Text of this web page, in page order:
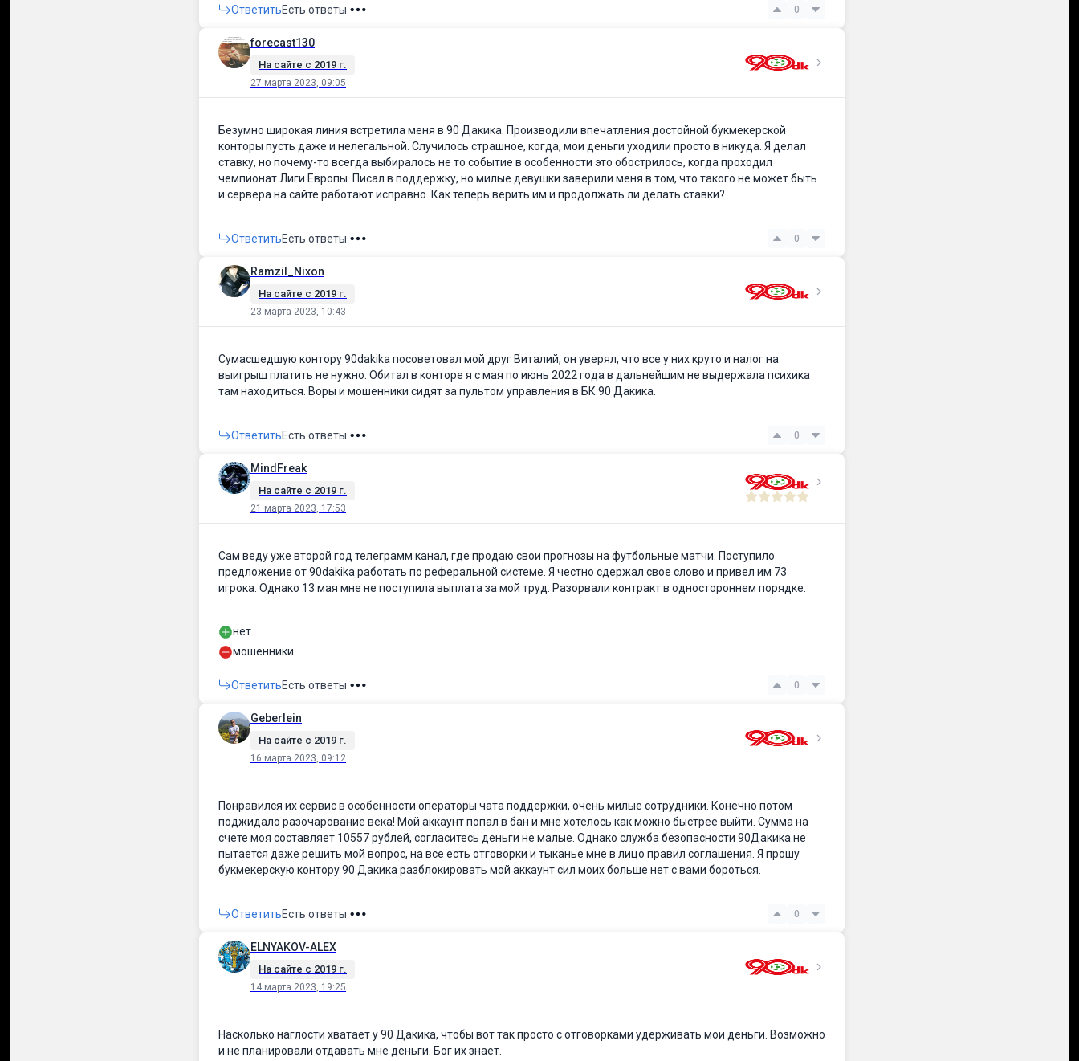
ОтветитьЕсть ответы 0
forecast130
На сайте c 2019 г.
27 марта 2023, 09:05
Безумно широкая линия встретила меня в 90 Дакика. Производили впечатления достойной букмекерской
конторы пусть даже и нелегальной. Случилось страшное, когда, мои деньги уходили просто в никуда. Я делал
ставку, но почему-то всегда выбиралось не то событие в особенности это обострилось, когда проходил
чемпионат Лиги Европы. Писал в поддержку, но милые девушки заверили меня в том, что такого не может быть
и сервера на сайте работают исправно. Как теперь верить им и продолжать ли делать ставки?
ОтветитьЕсть ответы 0
Ramzil_Nixon
На сайте c 2019 г.
23 марта 2023, 10:43
Сумасшедшую контору 90dakika посоветовал мой друг Виталий, он уверял, что все у них круто и налог на
выигрыш платить не нужно. Обитал в конторе я с мая по июнь 2022 года в дальнейшим не выдержала психика
там находиться. Воры и мошенники сидят за пультом управления в БК 90 Дакика.
ОтветитьЕсть ответы 0
MindFreak
На сайте c 2019 г.
21 марта 2023, 17:53
Сам веду уже второй год телеграмм канал, где продаю свои прогнозы на футбольные матчи. Поступило
предложение от 90dakika работать по реферальной системе. Я честно сдержал свое слово и привел им 73
игрока. Однако 13 мая мне не поступила выплата за мой труд. Разорвали контракт в одностороннем порядке.
нет
мошенники
ОтветитьЕсть ответы 0
Geberlein
На сайте c 2019 г.
16 марта 2023, 09:12
Понравился их сервис в особенности операторы чата поддержки, очень милые сотрудники. Конечно потом
поджидало разочарование века! Мой аккаунт попал в бан и мне хотелось как можно быстрее выйти. Сумма на
счете моя составляет 10557 рублей, согласитесь деньги не малые. Однако служба безопасности 90Дакика не
пытается даже решить мой вопрос, на все есть отговорки и тыканье мне в лицо правил соглашения. Я прошу
букмекерскую контору 90 Дакика разблокировать мой аккаунт сил моих больше нет с вами бороться.
ОтветитьЕсть ответы 0
ELNYAKOV-ALEX
На сайте c 2019 г.
14 марта 2023, 19:25
Насколько наглости хватает у 90 Дакика, чтобы вот так просто с отговорками удерживать мои деньги. Возможно
и не планировали отдавать мне деньги. Бог их знает.